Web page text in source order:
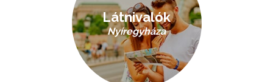
Látnivalók
Nyíregyháza